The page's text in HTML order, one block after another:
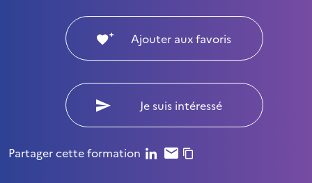
Ajouter aux favoris
Je suis intéressé
Partager cette formation